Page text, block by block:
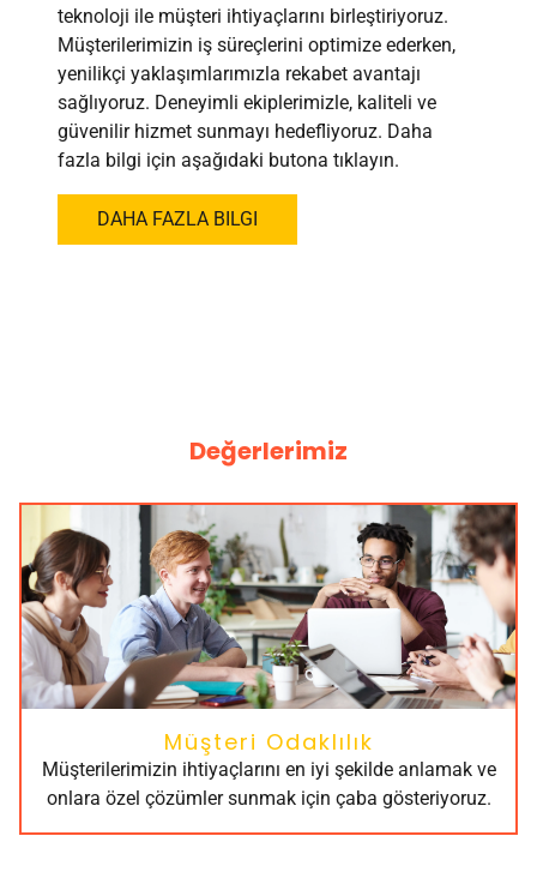
teknoloji ile müşteri ihtiyaçlarını birleştiriyoruz.
Müşterilerimizin iş süreçlerini optimize ederken,
yenilikçi yaklaşımlarımızla rekabet avantajı
sağlıyoruz. Deneyimli ekiplerimizle, kaliteli ve
güvenilir hizmet sunmayı hedefliyoruz. Daha
fazla bilgi için aşağıdaki butona tıklayın.
DAHA FAZLA BILGI
Değerlerimiz
Müşteri Odaklılık
Müşterilerimizin ihtiyaçlarını en iyi şekilde anlamak ve
onlara özel çözümler sunmak için çaba gösteriyoruz.